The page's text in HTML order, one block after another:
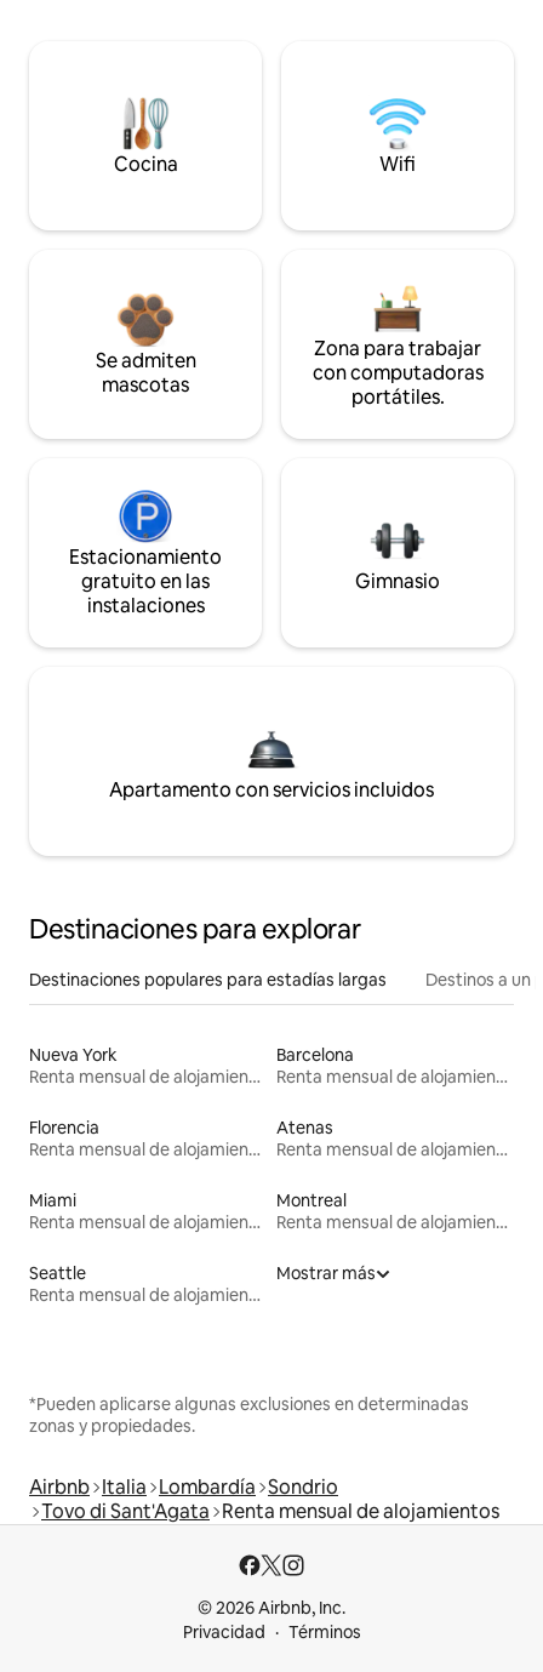
Cocina Wifi
Se admiten
mascotas
Zona para trabajar
con computadoras
portátiles.
Estacionamiento
gratuito en las
instalaciones
Gimnasio
Apartamento con servicios incluidos
Destinaciones para explorar
Destinaciones populares para estadías largas Destinos a un
Nueva York
Renta mensual de alojamientos
Barcelona
Renta mensual de alojamientos
Florencia
Renta mensual de alojamientos
Atenas
Renta mensual de alojamientos
Miami
Renta mensual de alojamientos
Montreal
Renta mensual de alojamientos
Seattle
Renta mensual de alojamientos
Mostrar más
*Pueden aplicarse algunas exclusiones en determinadas
zonas y propiedades.
Airbnb Italia Lombardía Sondrio
Tovo di Sant'Agata Renta mensual de alojamientos
© 2026 Airbnb, Inc.
Privacidad
Términos